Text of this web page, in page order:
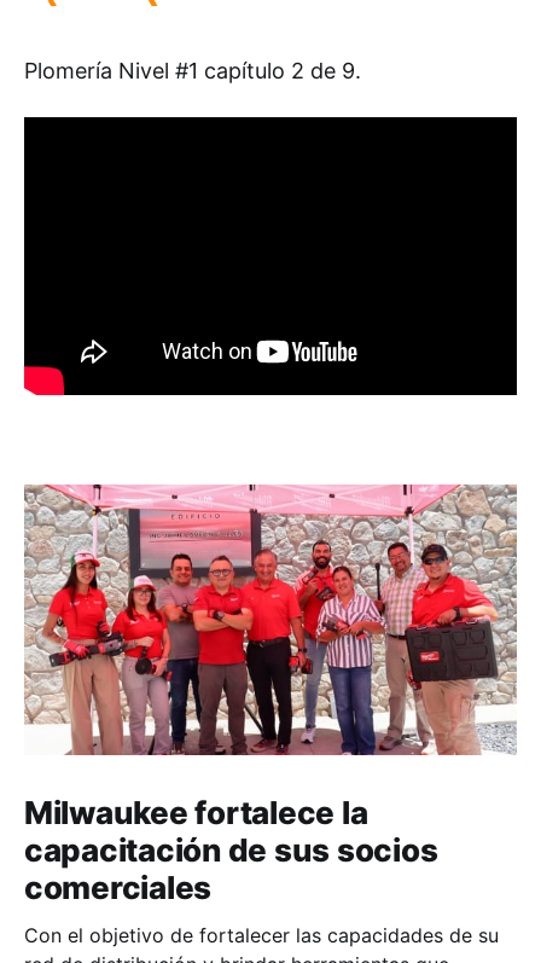
Plomería Nivel #1 capítulo 2 de 9.
Milwaukee fortalece la
capacitación de sus socios
comerciales
Con el objetivo de fortalecer las capacidades de su